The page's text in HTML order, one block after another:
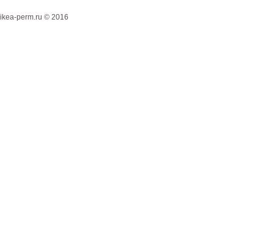
ikea-perm.ru © 2016